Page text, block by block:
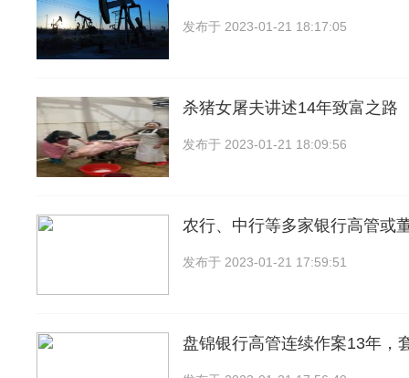
发布于 2023-01-21 18:17:05
杀猪女屠夫讲述14年致富之路
发布于 2023-01-21 18:09:56
农行、中行等多家银行高管或
发布于 2023-01-21 17:59:51
盘锦银行高管连续作案13年，